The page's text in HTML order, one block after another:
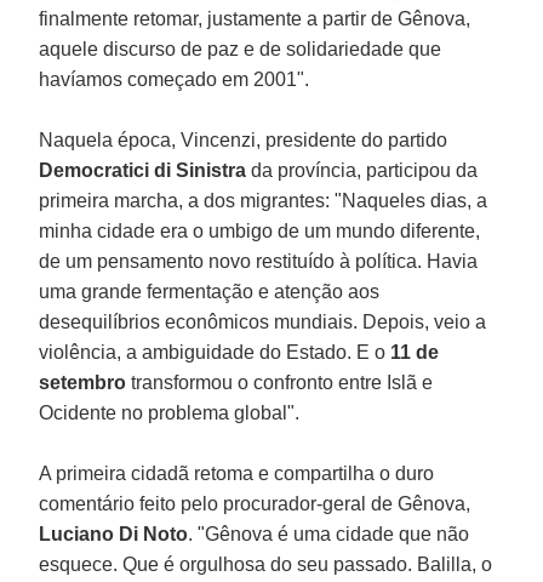
finalmente retomar, justamente a partir de Gênova,
aquele discurso de paz e de solidariedade que
havíamos começado em 2001".
Naquela época, Vincenzi, presidente do partido
Democratici di Sinistrada província, participou da
primeira marcha, a dos migrantes: "Naqueles dias, a
minha cidade era o umbigo de um mundo diferente,
de um pensamento novo restituído à política. Havia
uma grande fermentação e atenção aos
desequilíbrios econômicos mundiais. Depois, veio a
violência, a ambiguidade do Estado. E o 11 de
setembrotransformou o confronto entre Islã e
Ocidente no problema global".
A primeira cidadã retoma e compartilha o duro
comentário feito pelo procurador-geral de Gênova,
Luciano Di Noto. "Gênova é uma cidade que não
esquece. Que é orgulhosa do seu passado. Balilla, o